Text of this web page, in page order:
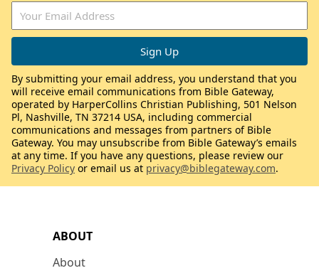
ABOUT
About
By submitting your email address, you understand that you
will receive email communications from Bible Gateway,
operated by HarperCollins Christian Publishing, 501 Nelson
Pl, Nashville, TN 37214 USA, including commercial
communications and messages from partners of Bible
Gateway. You may unsubscribe from Bible Gateway’s emails
at any time. If you have any questions, please review our
Privacy Policy or email us at privacy@biblegateway.com.